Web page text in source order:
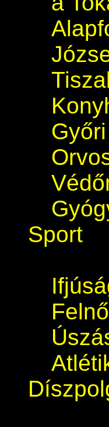
Sport